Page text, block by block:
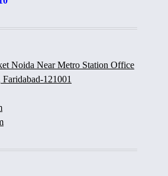
Noida Near Metro Station Office
121001